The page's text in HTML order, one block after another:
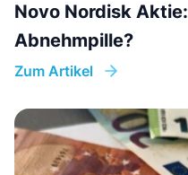
Novo Nordisk
Abnehmpille?
Zum Artikel